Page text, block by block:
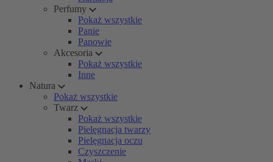
Perfumy
Pokaż wszystkie
Panie
Panowie
Akcesoria
Pokaż wszystkie
Inne
Natura
Pokaż wszystkie
Twarz
Pokaż wszystkie
Pielęgnacja twarzy
Pielęgnacja oczu
Czyszczenie